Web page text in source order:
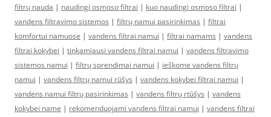
filtrų nauda | naudingi osmoso filtrai | kuo naudingi osmoso filtrai |
vandens filtravimo sistemos | filtrų namui pasirinkimas | filtrai
komfortui namuose | vandens filtrai namui | filtrai namams | vandens
filtrai kokybei | tinkamiausi vandens filtrai namui | vandens filtravimo
sistemos namui | filtrų sprendimai namui | ieškome vandens filtrų
namui | vandens filtrų namui rūšys | vandens kokybei filtrai namui |
vandens namui filtrų pasirinkimas | vandens filtrų rtūšys | vandens
kokybei name | rekomenduojami vandens filtrai namui | vandens filtrai